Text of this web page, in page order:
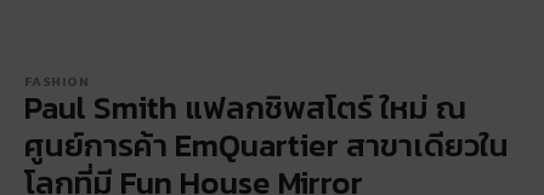
FASHION
Paul Smith แฟลกชิพสโตร์ ใหม่ ณ
ศูนย์การค้า EmQuartier สาขาเดียวใน
โลกที่มี Fun House Mirror